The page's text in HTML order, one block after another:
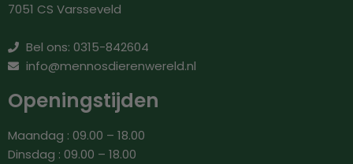
7051 CS Varsseveld
Bel ons: 0315-842604
info@mennosdierenwereld.nl
Openingstijden
Maandag : 09.00 – 18.00
Dinsdag : 09.00 – 18.00